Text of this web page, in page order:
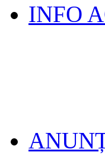
INFO